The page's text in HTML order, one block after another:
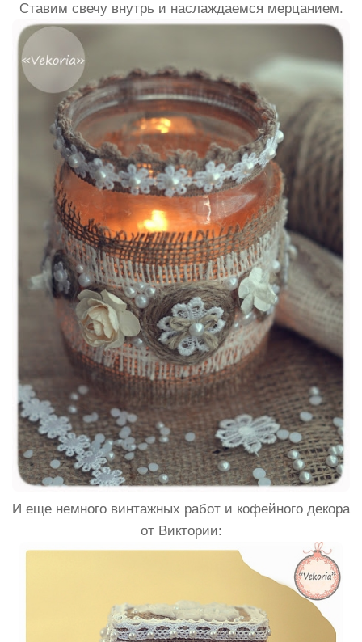
Ставим свечу внутрь и наслаждаемся мерцанием.
И еще немного винтажных работ и кофейного декора
от Виктории: